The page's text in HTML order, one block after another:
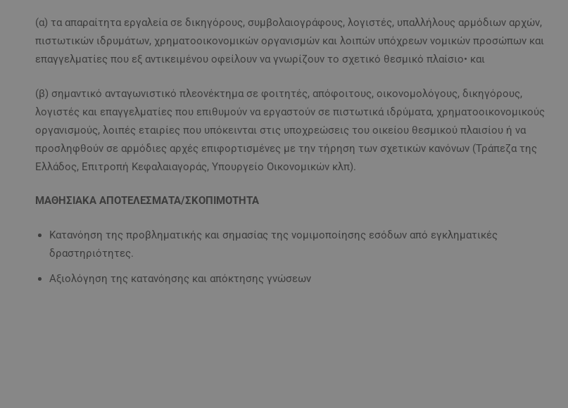
(α) τα απαραίτητα εργαλεία σε δικηγόρους, συμβολαιογράφους, λογιστές, υπαλλήλους αρμόδιων αρχών,
πιστωτικών ιδρυμάτων, χρηματοοικονομικών οργανισμών και λοιπών υπόχρεων νομικών προσώπων και
επαγγελματίες που εξ αντικειμένου οφείλουν να γνωρίζουν το σχετικό θεσμικό πλαίσιο• και
(β) σημαντικό ανταγωνιστικό πλεονέκτημα σε φοιτητές, απόφοιτους, οικονομολόγους, δικηγόρους,
λογιστές και επαγγελματίες που επιθυμούν να εργαστούν σε πιστωτικά ιδρύματα, χρηματοοικονομικούς
οργανισμούς, λοιπές εταιρίες που υπόκεινται στις υποχρεώσεις του οικείου θεσμικού πλαισίου ή να
προσληφθούν σε αρμόδιες αρχές επιφορτισμένες με την τήρηση των σχετικών κανόνων (Τράπεζα της
Ελλάδος, Επιτροπή Κεφαλαιαγοράς, Υπουργείο Οικονομικών κλπ).
ΜΑΘΗΣΙΑΚΑ ΑΠΟΤΕΛΕΣΜΑΤΑ/ΣΚΟΠΙΜΟΤΗΤΑ
Κατανόηση της προβληματικής και σημασίας της νομιμοποίησης εσόδων από εγκληματικές
δραστηριότητες.
Αξιολόγηση της κατανόησης και απόκτησης γνώσεων